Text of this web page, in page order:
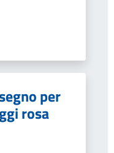
per
rosa